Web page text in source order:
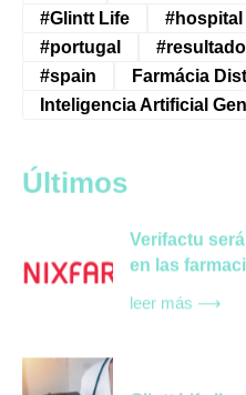
#Glintt Life
#hospital
#portugal
#spain
Farmácia
Inteligencia Artificial
Últimos
Verifactu
en las
leer más ⟶